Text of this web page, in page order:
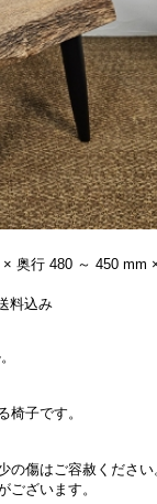
× 奥行 480 ～ 450
料込み
椅子です。
の傷はご容赦ください
ございます。